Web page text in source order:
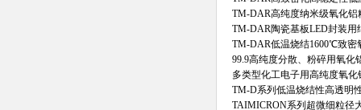
TM-DAR高纯度纳米级氧化铝
TM-DAR陶瓷基板LED封装用
TM-DAR低温烧结1600℃致密
99.9高纯度分散、粉碎用氧化
多类型化工电子用高纯度氧化
TM-D系列低温烧结性高透明
TAIMICRON系列超微细粒径